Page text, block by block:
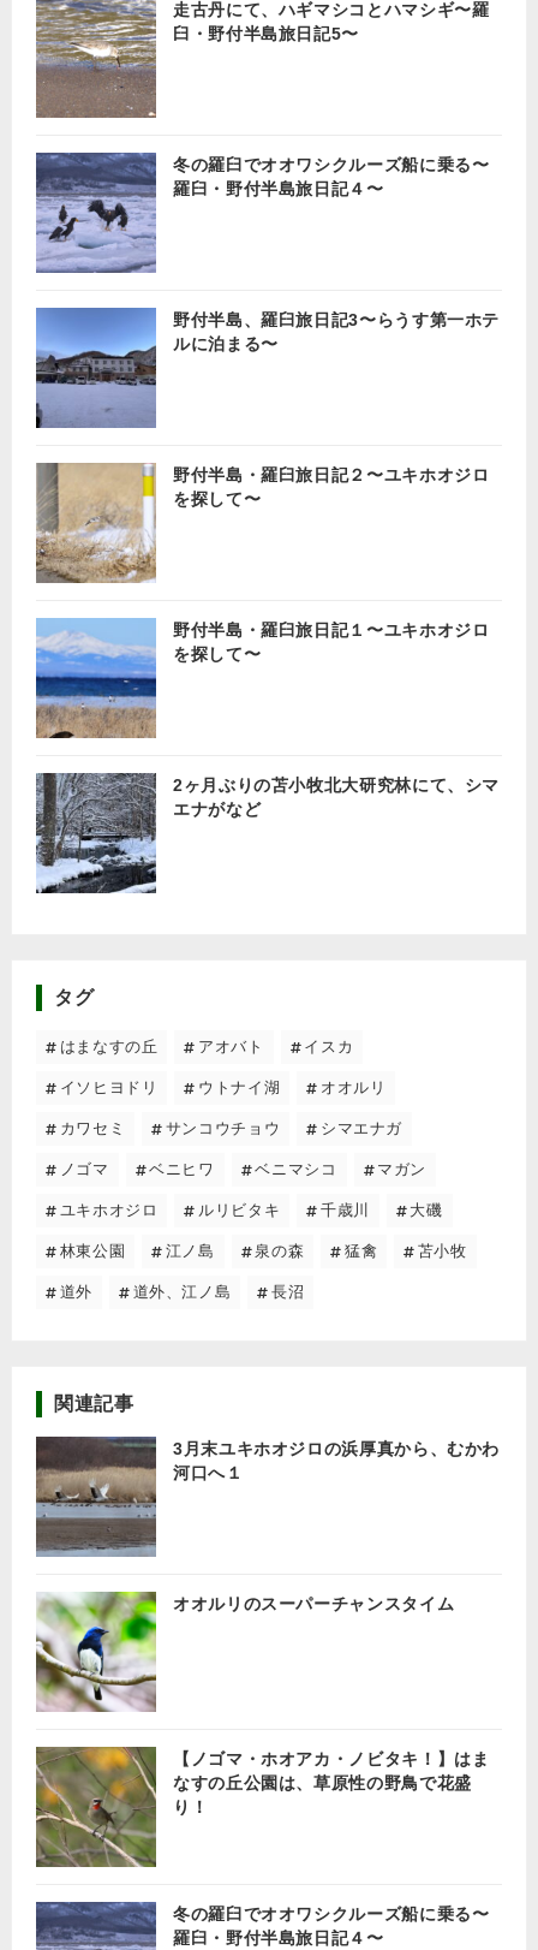
走古丹にて、ハギマシコとハマシギ〜羅
臼・野付半島旅日記5〜
冬の羅臼でオオワシクルーズ船に乗る〜
羅臼・野付半島旅日記４〜
野付半島、羅臼旅日記3〜らうす第一ホテ
ルに泊まる〜
野付半島・羅臼旅日記２〜ユキホオジロ
を探して〜
野付半島・羅臼旅日記１〜ユキホオジロ
を探して〜
2ヶ月ぶりの苫小牧北大研究林にて、シマ
エナがなど
タグ
はまなすの丘 アオバト イスカ
イソヒヨドリ ウトナイ湖 オオルリ
カワセミ サンコウチョウ シマエナガ
ノゴマ ベニヒワ ベニマシコ マガン
ユキホオジロ ルリビタキ 千歳川 大磯
林東公園 江ノ島 泉の森 猛禽 苫小牧
道外 道外、江ノ島 長沼
関連記事
3月末ユキホオジロの浜厚真から、むかわ
河口へ１
オオルリのスーパーチャンスタイム
【ノゴマ・ホオアカ・ノビタキ！】はま
なすの丘公園は、草原性の野鳥で花盛
り！
冬の羅臼でオオワシクルーズ船に乗る〜
羅臼・野付半島旅日記４〜